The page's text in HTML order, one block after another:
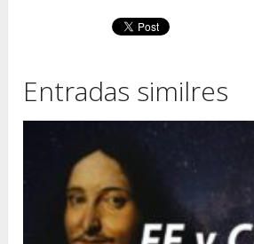
Entradas similres